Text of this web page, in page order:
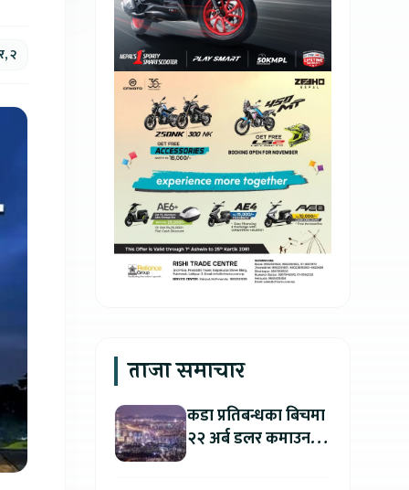
२
ताजा समाचार
कडा प्रतिबन्धका बिचमा
२२ अर्ब डलर कमाउन